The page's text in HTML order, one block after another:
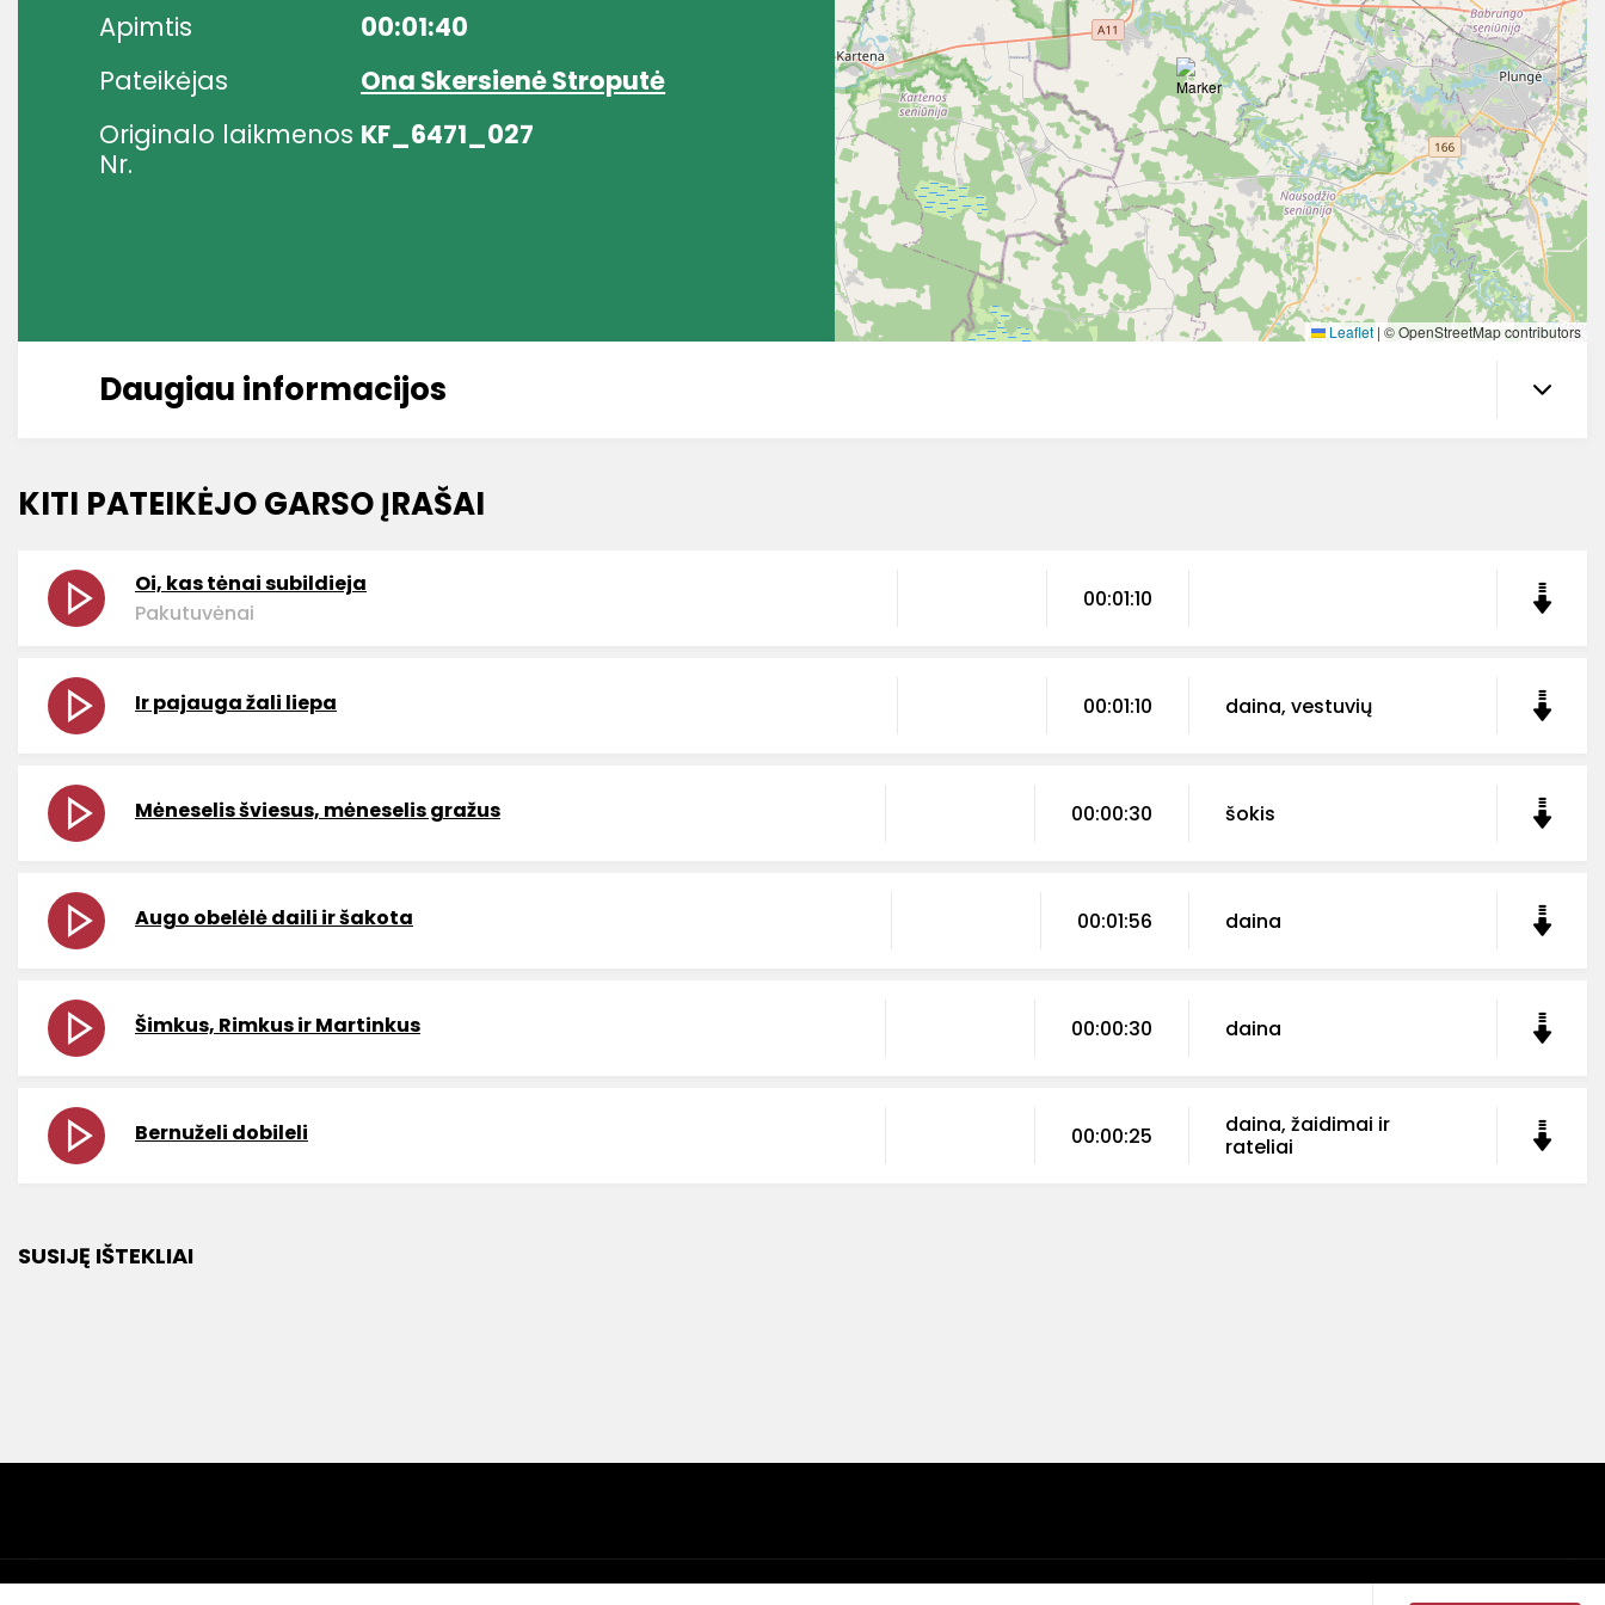
Apimtis
00:01:40
Pateikėjas
Ona Skersienė Stroputė
Originalo laikmenos
Nr.
KF_6471_027
Leaflet | © OpenStreetMap contributors
Daugiau informacijos
KITI PATEIKĖJO GARSO ĮRAŠAI
Oi, kas tėnai subildieja
Pakutuvėnai
00:01:10
Ir pajauga žali liepa 00:01:10 daina, vestuvių
Mėneselis šviesus, mėneselis gražus 00:00:30 šokis
Augo obelėlė daili ir šakota 00:01:56 daina
Šimkus, Rimkus ir Martinkus 00:00:30 daina
Bernuželi dobileli 00:00:25
daina, žaidimai ir
rateliai
SUSIJĘ IŠTEKLIAI